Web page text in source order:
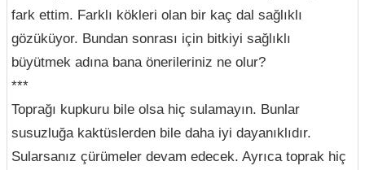
fark ettim. Farklı kökleri olan bir kaç dal sağlıklı
gözüküyor. Bundan sonrası için bitkiyi sağlıklı
büyütmek adına bana önerileriniz ne olur?
***
Toprağı kupkuru bile olsa hiç sulamayın. Bunlar
susuzluğa kaktüslerden bile daha iyi dayanıklıdır.
Sularsanız çürümeler devam edecek. Ayrıca toprak hiç